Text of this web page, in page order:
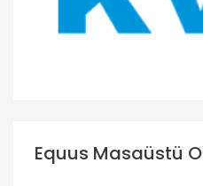
Equus Masaüstü